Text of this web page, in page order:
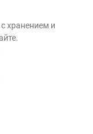
хранением и